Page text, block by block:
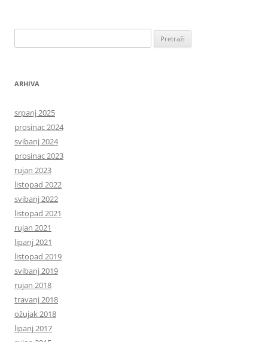
ARHIVA
srpanj 2025
prosinac 2024
svibanj 2024
prosinac 2023
rujan 2023
listopad 2022
svibanj 2022
listopad 2021
rujan 2021
lipanj 2021
listopad 2019
svibanj 2019
rujan 2018
travanj 2018
ožujak 2018
lipanj 2017